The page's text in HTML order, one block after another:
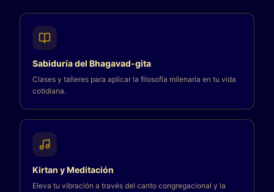
Sabiduría del Bhagavad-gita
Clases y talleres para aplicar la filosofía milenaria en tu vida
cotidiana.
Kirtan y Meditación
Eleva tu vibración a través del canto congregacional y la